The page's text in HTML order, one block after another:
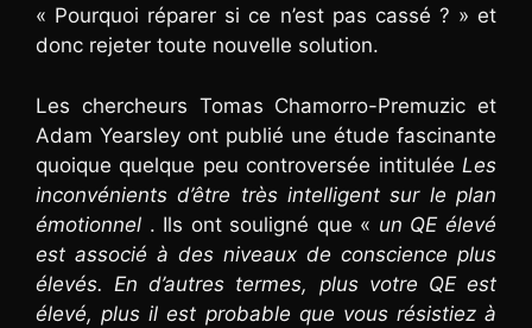
« Pourquoi réparer si ce n’est pas cassé ? » et
donc rejeter toute nouvelle solution.
Les chercheurs Tomas Chamorro-Premuzic et
Adam Yearsley ont publié une étude fascinante
quoique quelque peu controversée intitulée Les
inconvénients d’être très intelligent sur le plan
émotionnel . Ils ont souligné que « un QE élevé
est associé à des niveaux de conscience plus
élevés. En d’autres termes, plus votre QE est
élevé, plus il est probable que vous résistiez à